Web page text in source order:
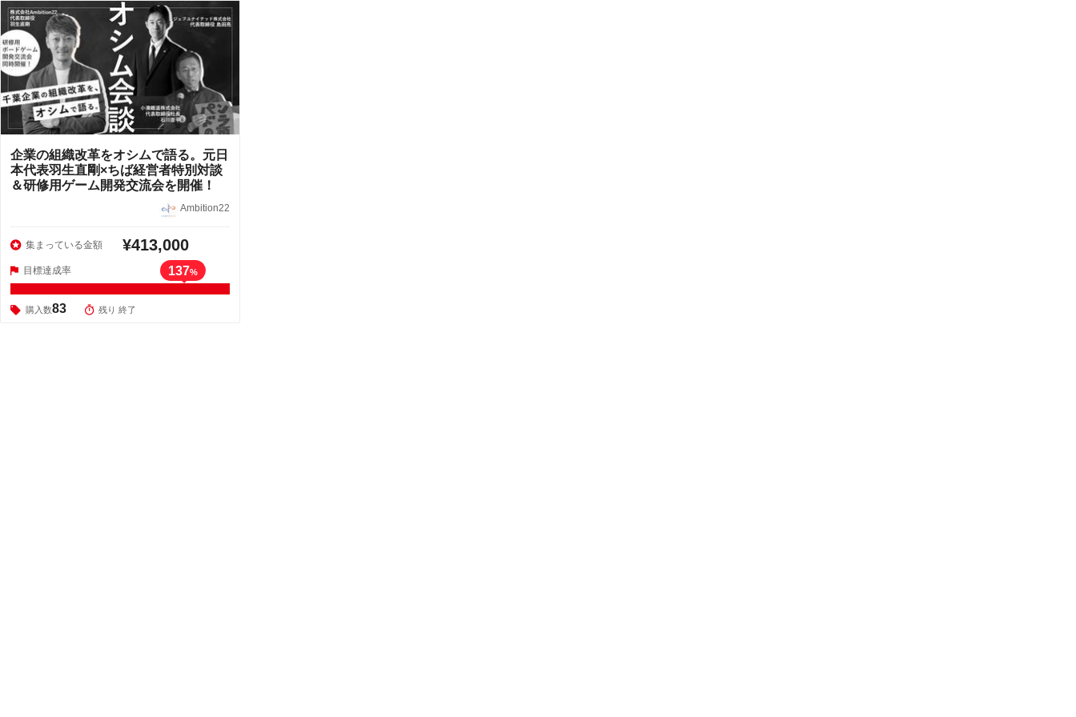
企業の組織改革をオシムで語る。元日
本代表羽生直剛×ちば経営者特別対談
＆研修用ゲーム開発交流会を開催！
Ambition22
集まっている金額 ¥413,000
目標達成率 137%
購入数83 残り 終了